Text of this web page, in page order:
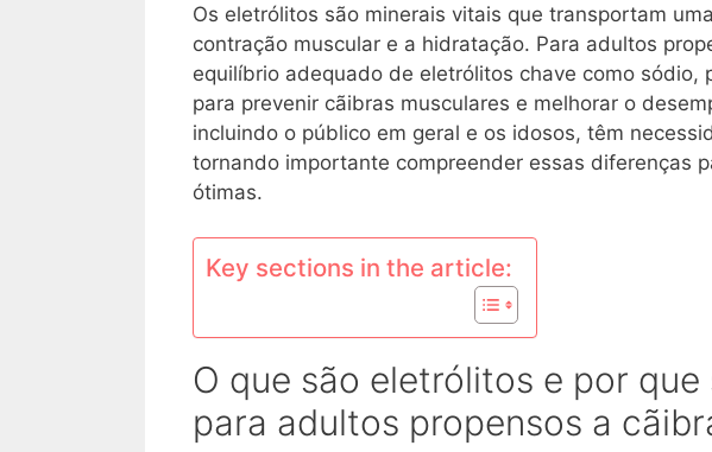
Os eletrólitos são minerais vitais que transportam
contração muscular e a hidratação. Para adultos
equilíbrio adequado de eletrólitos chave como sódio,
para prevenir cãibras musculares e melhorar o
incluindo o público em geral e os idosos, têm
tornando importante compreender essas diferenças
ótimas.
Key sections in the article:
O que são eletrólitos e por
para adultos propensos a